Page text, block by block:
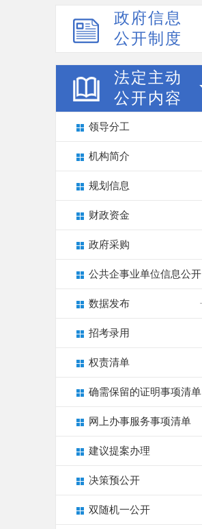
政府信息
公开制度
法定主动
公开内容
领导分工
机构简介
规划信息
财政资金
政府采购
公共企事业单位信息公开
数据发布
招考录用
权责清单
确需保留的证明事项清单
网上办事服务事项清单
建议提案办理
决策预公开
双随机一公开